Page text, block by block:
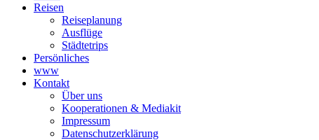
Reisen
Reiseplanung
Ausflüge
Städtetrips
Persönliches
www
Kontakt
Über uns
Kooperationen & Mediakit
Impressum
Datenschutzerklärung